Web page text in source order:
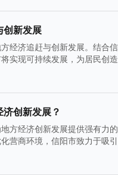
创新发展
经济追赶与创新发展。结合
实现可持续发展，为居民创
创新发展？
方经济创新发展提供强有力
营商环境，信阳市致力于吸